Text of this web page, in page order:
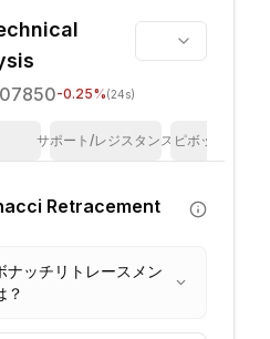
-0.25%(24s)
サポート/レジスタンス ピボットポイン
Retracement
ナッチリトレースメン
？